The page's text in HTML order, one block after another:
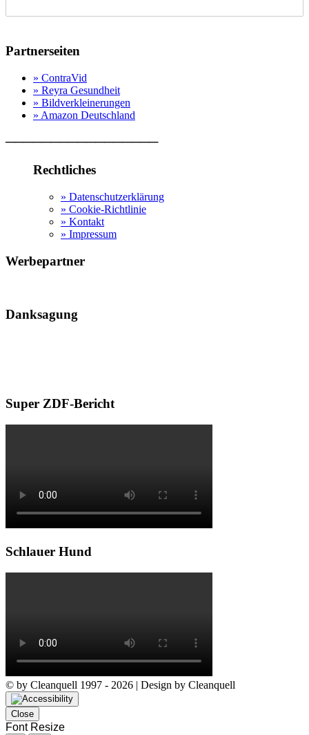
Partnerseiten
» ContraVid
» Reyra Gesundheit
» Bildverkleinerungen
» Amazon Deutschland
─────────────────
Rechtliches
» Datenschutzerklärung
» Cookie-Richtlinie
» Kontakt
» Impressum
Werbepartner
Danksagung
Super ZDF-Bericht
Schlauer Hund
© by Cleanquell 1997 - 2026 | Design by Cleanquell
Close
Font Resize